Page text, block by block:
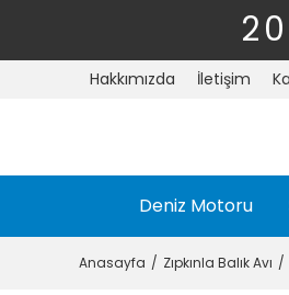
Hakkımızda İletişim
Deniz Motoru
Anasayfa Zıpkınla Balık Avı